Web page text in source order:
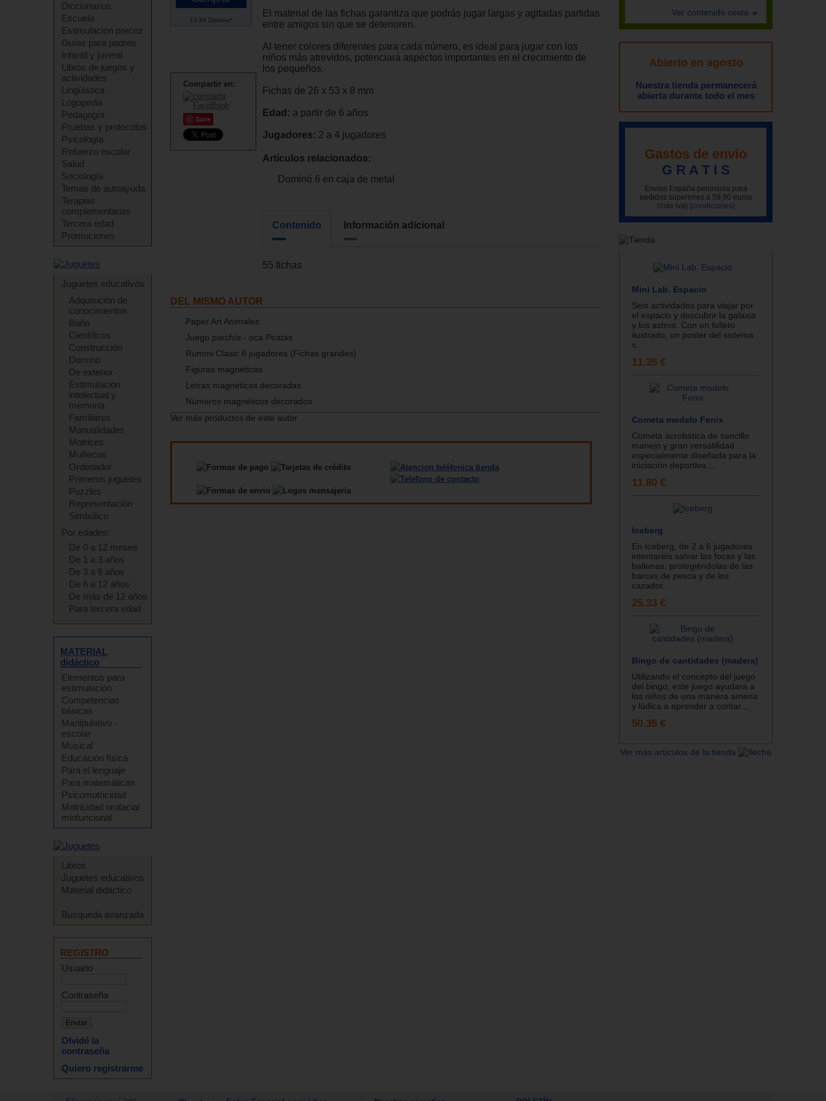
Diccionarios
Escuela
Estimulación precoz
Guías para padres
Infantil y juvenil
Libros de juegos y
actividades
Lingüística
Logopedia
Pedagogía
Pruebas y protocolos
Psicología
Refuerzo escolar
Salud
Sociología
Temas de autoayuda
Terapias
complementarias
Tercera edad
Promociones
Juguetes educativos
Adquisición de
conocimientos
Baño
Científicos
Construcción
Dominó
De exterior
Estimulación
intelectual y
memoria
Familiares
Manualidades
Motrices
Muñecos
Ordenador
Primeros juguetes
Puzzles
Representación
Simbólico
Por edades:
De 0 a 12 meses
De 1 a 3 años
De 3 a 6 años
De 6 a 12 años
De más de 12 años
Para tercera edad
MATERIAL
didáctico
Elementos para
estimulación
Competencias
básicas
Manipulativo -
escolar
Musical
Educación física
Para el lenguaje
Para matemáticas
Psicomotricidad
Motricidad orofacial
miofuncional
Libros
Juguetes educativos
Material didáctico
Busqueda avanzada
REGISTRO
Usuario
Contraseña
Olvidé la
contraseña
Quiero registrarme
12.84 Dólares*
Compartir en:
Save
El material de las fichas garantiza que podrás jugar largas y agitadas partidas
entre amigos sin que se deterioren.
Al tener colores diferentes para cada número, es ideal para jugar con los
niños más atrevidos, potenciará aspectos importantes en el crecimiento de
los pequeños.
Fichas de 26 x 53 x 8 mm
Edad: a partir de 6 años
Jugadores: 2 a 4 jugadores
Artículos relacionados:
Dominó 6 en caja de metal
Contenido Información adicional
55 fichas
DEL MISMO AUTOR
Paper Art Animales
Juego parchís - oca Piratas
Rummi Clasic 6 jugadores (Fichas grandes)
Figuras magnéticas
Letras magnéticas decoradas
Números magnéticos decorados
Ver más productos de este autor
Ver contenido cesta
Abierto en agosto
Nuestra tienda permanecerá
abierta durante todo el mes
Gastos de envío
G R A T I S
Envíos España península para
pedidos superiores a 59,90 euros
(más iva) (condiciones)
Mini Lab. Espacio
Seis actividades para viajar por
el espacio y descubrir la galaxia
y los astros. Con un folleto
ilustrado, un poster del sistema
s...
11.35 €
Cometa modelo Fenix
Cometa acrobática de sencillo
manejo y gran versatilidad
especialmente diseñada para la
iniciación deportiva....
11.80 €
Iceberg
En Iceberg, de 2 a 6 jugadores
intentaréis salvar las focas y las
ballenas, protegiéndolas de las
barcas de pesca y de los
cazador...
25.33 €
Bingo de cantidades (madera)
Utilizando el concepto del juego
del bingo, este juego ayudará a
los niños de una manera amena
y lúdica a aprender a contar....
50.35 €
Ver más artículos de la tienda